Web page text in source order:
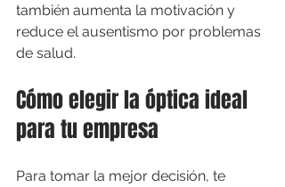
también aumenta la motivación y
reduce el ausentismo por problemas
de salud.
Cómo elegir la óptica ideal
para tu empresa
Para tomar la mejor decisión, te